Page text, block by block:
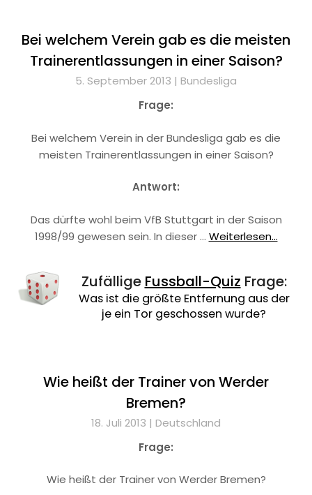
Bei welchem Verein gab es die meisten
Trainerentlassungen in einer Saison?
5. September 2013 | Bundesliga
Frage:
Bei welchem Verein in der Bundesliga gab es die
meisten Trainerentlassungen in einer Saison?
Antwort:
Das dürfte wohl beim VfB Stuttgart in der Saison
1998/99 gewesen sein. In dieser … Weiterlesen...
Zufällige Fussball-Quiz Frage:
Was ist die größte Entfernung aus der
je ein Tor geschossen wurde?
Wie heißt der Trainer von Werder
Bremen?
18. Juli 2013 | Deutschland
Frage:
Wie heißt der Trainer von Werder Bremen?